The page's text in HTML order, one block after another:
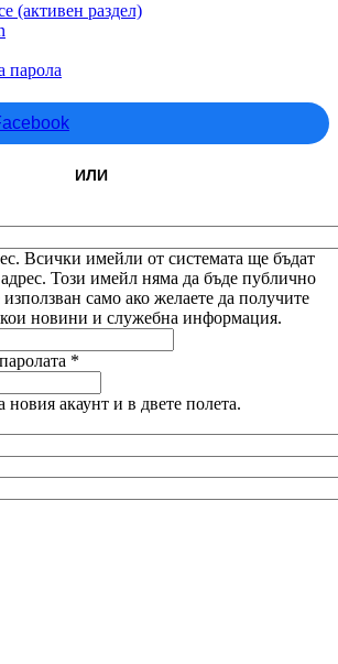
(активен раздел)
парола
ИЛИ
Всички имейли от системата ще бъдат
Този имейл няма да бъде публично
само ако желаете да получите
новини и служебна информация.
*
акаунт и в двете полета.